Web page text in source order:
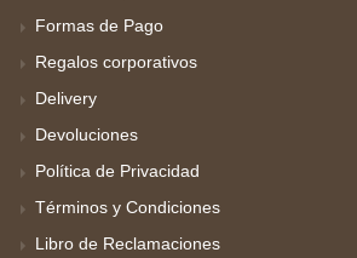
Formas de Pago
Regalos corporativos
Delivery
Devoluciones
Política de Privacidad
Términos y Condiciones
Libro de Reclamaciones